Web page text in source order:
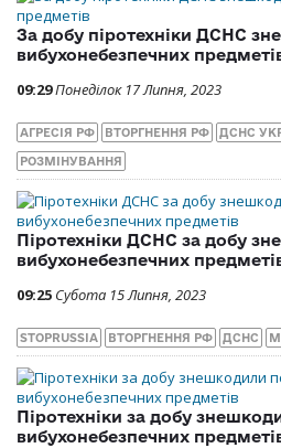
За добу піротехніки ДСНС
вибухонебезпечних
09:29Понеділок 17 Липня, 2023
АГРЕСІЯ РФ ВТОРГНЕННЯ РФ ДСНС
РОЗМІНУВАННЯ
Піротехніки ДСНС за добу
вибухонебезпечних
09:25 Субота 15 Липня, 2023
STOPRUSSIA ВТОРГНЕННЯ РФ ДСНС
Піротехніки за добу
вибухонебезпечних